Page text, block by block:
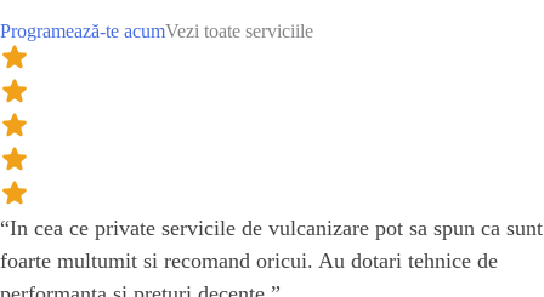
Programează-te acumVezi toate serviciile
“In cea ce private servicile de vulcanizare pot sa spun ca sunt
foarte multumit si recomand oricui. Au dotari tehnice de